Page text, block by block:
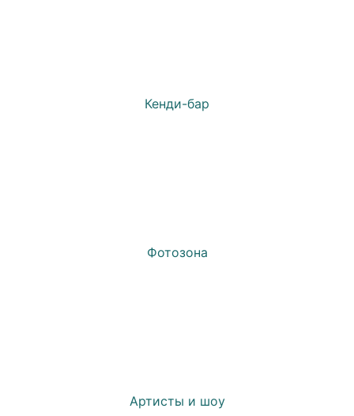
Кенди-бар
Фотозона
Артисты и шоу